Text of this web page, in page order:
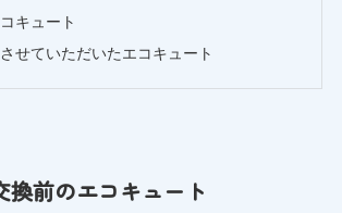
キュート
せていただいたエコキュート
換前のエコキュート